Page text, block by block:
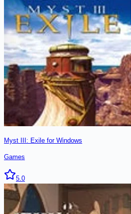
Myst III: Exile for Windows
Games
5.0